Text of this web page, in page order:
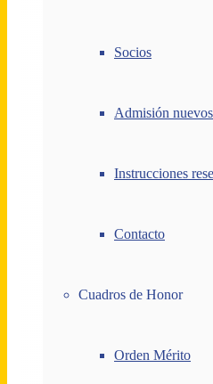
Socios
Admisión
Instrucciones
Contacto
Cuadros de Honor
Orden Mérito